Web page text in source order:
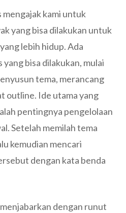
mengajak kami untuk
yang bisa dilakukan untuk
lebih hidup. Ada
bisa dilakukan, mulai
tema, merancang
outline. Ide utama yang
pentingnya pengelolaan
Setelah memilah tema
kemudian mencari
dengan kata benda
dengan runut